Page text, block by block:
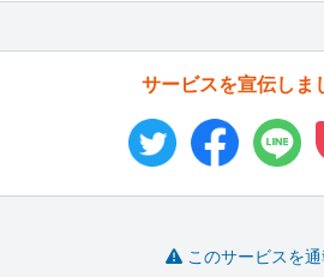
サービスを宣伝しま
このサービスを